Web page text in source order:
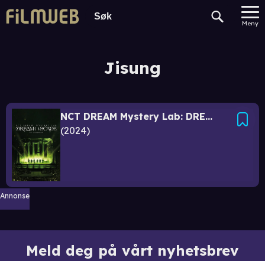
Meny
Jisung
NCT DREAM Mystery Lab: DREAM( )SCAPE in Cinemas
2024
Annonse
Meld deg på vårt nyhetsbrev